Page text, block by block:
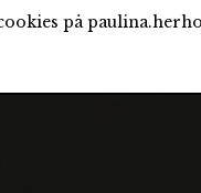
på